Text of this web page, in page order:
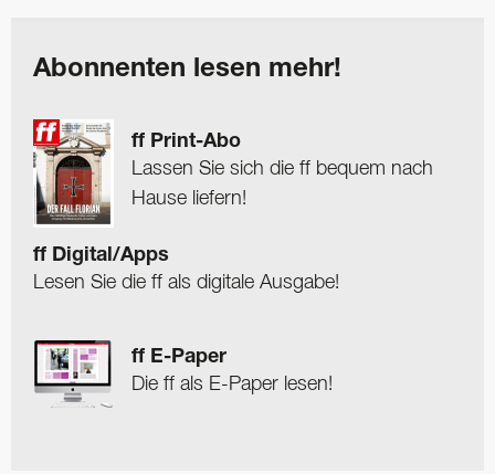
Abonnenten lesen mehr!
ff Print-Abo
Lassen Sie sich die ff bequem nach
Hause liefern!
ff Digital/Apps
Lesen Sie die ff als digitale Ausgabe!
ff E-Paper
Die ff als E-Paper lesen!